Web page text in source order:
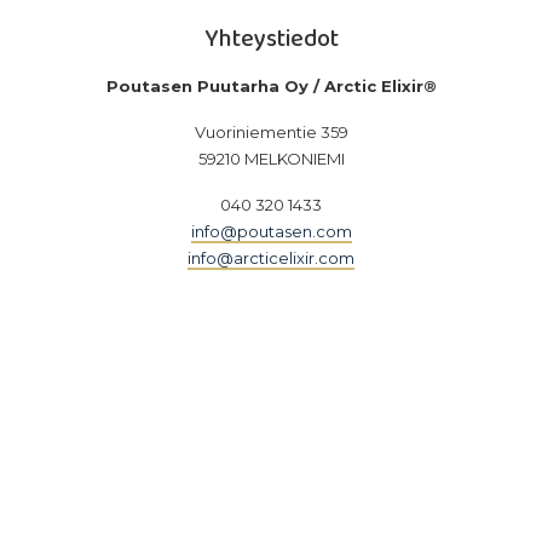
Yhteystiedot
Poutasen Puutarha Oy / Arctic Elixir®
Vuoriniementie 359
59210 MELKONIEMI
040 320 1433
info@poutasen.com
info@arcticelixir.com